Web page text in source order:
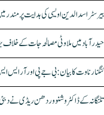
بیرسٹر اسدالدین اویسی کی ہدایت پر مندر
حیدرآباد میں ملاوٹی مصالحہ جات کے خلاف بڑا کریک ڈاؤن، 25 ٹن سے
کنگنا رناوت کا بیان: بی جے پی اور آر
تلنگانہ کے ڈاکٹر وشنو وردھن ریڈی نے